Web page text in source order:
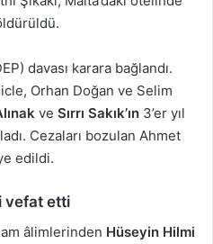
davası karara bağlandı.
Orhan Doğan ve Selim
ve Sırrı Sakık’ın 3’er yıl
Cezaları bozulan Ahmet
edildi.
vefat etti
âlimlerinden Hüseyin Hilmi